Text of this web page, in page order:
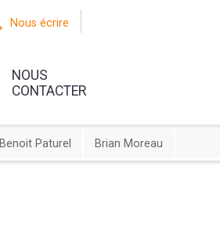
Nous écrire
NOUS
CONTACTER
Benoit Paturel Brian Moreau